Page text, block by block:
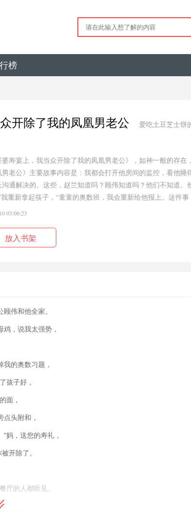
榜
开除了我的凤凰男老公 爱吃土豆芝士饼
寿宴上，我当众开除了我的凤凰男老公》，如神一般的存
老公》主要故事内容是：我都会打开他房间的监控，看他
通解决的。这些，赵兰知道吗？顾伟知道吗？他们不知道
重新拿起筷子，“童童的奥数班，我会重新给他报上。这件事
03:06:23
放入书架
伟和他全家。
，说我太强势，
的奥数习题，
孩子好，
面，
头附和，
妈，送您的寿礼，
开除了。
厅的人都听见。
，根根分明。“理由。